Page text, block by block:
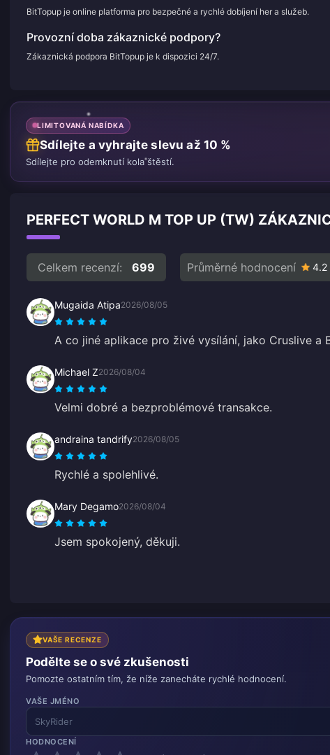
BitTopup je online platforma pro bezpečné a rychlé dobíjení her a služeb.
Provozní doba zákaznické podpory?
Zákaznická podpora BitTopup je k dispozici 24/7.
LIMITOVANÁ NABÍDKA
Sdílejte a vyhrajte slevu až 10 %
Sdílejte pro odemknutí kola štěstí.
PERFECT WORLD M TOP UP (TW)
Celkem recenzí: 699 Průměrné hodnocení 4.2
Mugaida Atipa2026/08/05
A co jiné aplikace pro živé vysílání, jako Cruslive a
Michael Z2026/08/04
Velmi dobré a bezproblémové transakce.
andraina tandrify2026/08/05
Rychlé a spolehlivé.
Mary Degamo2026/08/04
Jsem spokojený, děkuji.
VAŠE RECENZE
Podělte se o své zkušenosti
Pomozte ostatním tím, že níže zanecháte rychlé hodnocení.
VAŠE JMÉNO
HODNOCENÍ